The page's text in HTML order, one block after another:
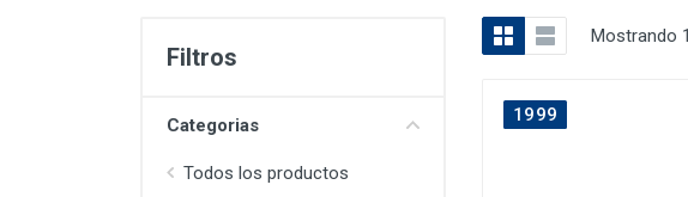
Filtros
Categorias
Todos los productos
Mostrando
1999